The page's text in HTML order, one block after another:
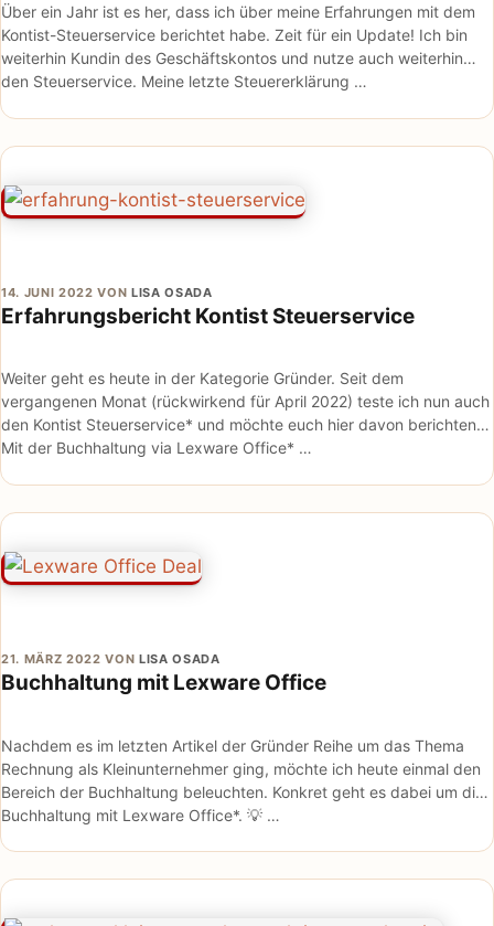
Über ein Jahr ist es her, dass ich über meine Erfahrungen mit dem
Kontist-Steuerservice berichtet habe. Zeit für ein Update! Ich bin
weiterhin Kundin des Geschäftskontos und nutze auch weiterhin
den Steuerservice. Meine letzte Steuererklärung …
Erfahrungsbericht Kontist Steuerservice
14. JUNI 2022 VON LISA OSADA
Weiter geht es heute in der Kategorie Gründer. Seit dem
vergangenen Monat (rückwirkend für April 2022) teste ich nun auch
den Kontist Steuerservice* und möchte euch hier davon berichten.
Mit der Buchhaltung via Lexware Office* …
Buchhaltung mit Lexware Office
21. MÄRZ 2022 VON LISA OSADA
Nachdem es im letzten Artikel der Gründer Reihe um das Thema
Rechnung als Kleinunternehmer ging, möchte ich heute einmal den
Bereich der Buchhaltung beleuchten. Konkret geht es dabei um die
Buchhaltung mit Lexware Office*. 💡 …